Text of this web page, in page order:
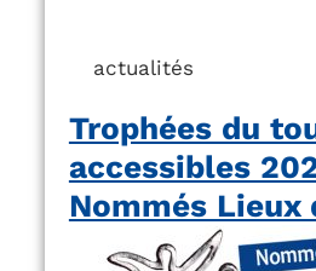
actualités
Trophées du
accessibles
Nommés Lieux